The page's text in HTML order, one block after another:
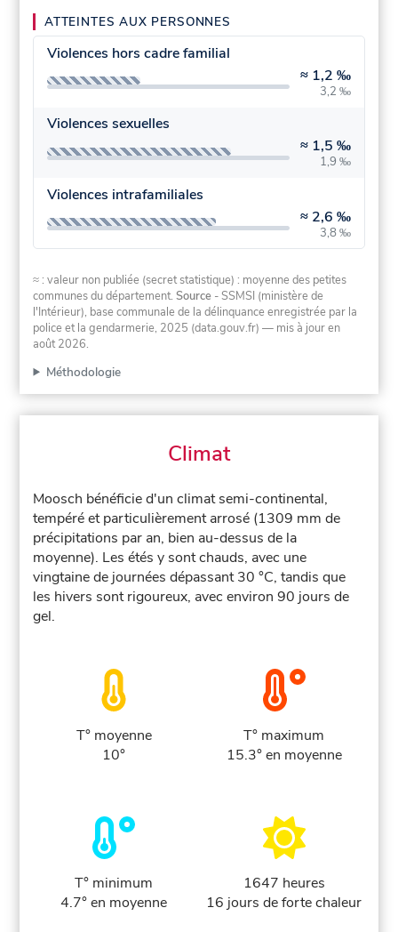
ATTEINTES AUX PERSONNES
Violences hors cadre familial
≈ 1,2 ‰
3,2 ‰
Violences sexuelles
≈ 1,5 ‰
1,9 ‰
Violences intrafamiliales
≈ 2,6 ‰
3,8 ‰
≈ : valeur non publiée (secret statistique) : moyenne des petites
communes du département.Source - SSMSI (ministère de
l'Intérieur), base communale de la délinquance enregistrée par la
police et la gendarmerie, 2025 (data.gouv.fr) — mis à jour en
août 2026.
Méthodologie
Climat
Moosch bénéficie d'un climat semi-continental,
tempéré et particulièrement arrosé (1309 mm de
précipitations par an, bien au-dessus de la
moyenne). Les étés y sont chauds, avec une
vingtaine de journées dépassant 30 °C, tandis que
les hivers sont rigoureux, avec environ 90 jours de
gel.
T° moyenne
10°
T° maximum
15.3° en moyenne
T° minimum
4.7° en moyenne
1647 heures
16 jours de forte chaleur